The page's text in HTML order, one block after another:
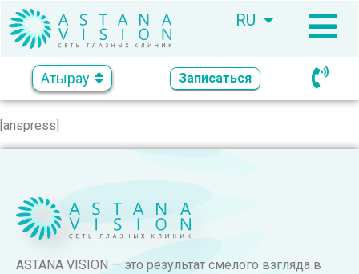
RU
KZ
Атырау Записаться
[anspress]
ASTANA VISION — это результат смелого взгляда в